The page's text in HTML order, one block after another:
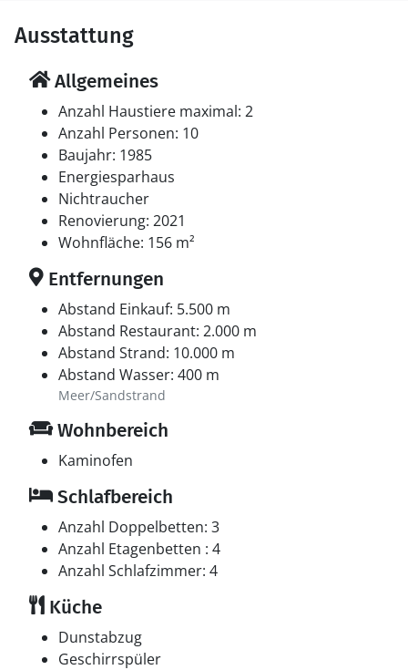
Ausstattung
Allgemeines
Anzahl Haustiere maximal: 2
Anzahl Personen: 10
Baujahr: 1985
Energiesparhaus
Nichtraucher
Renovierung: 2021
Wohnfläche: 156 m²
Entfernungen
Abstand Einkauf: 5.500 m
Abstand Restaurant: 2.000 m
Abstand Strand: 10.000 m
Abstand Wasser: 400 m
Meer/Sandstrand
Wohnbereich
Kaminofen
Schlafbereich
Anzahl Doppelbetten: 3
Anzahl Etagenbetten : 4
Anzahl Schlafzimmer: 4
Küche
Dunstabzug
Geschirrspüler